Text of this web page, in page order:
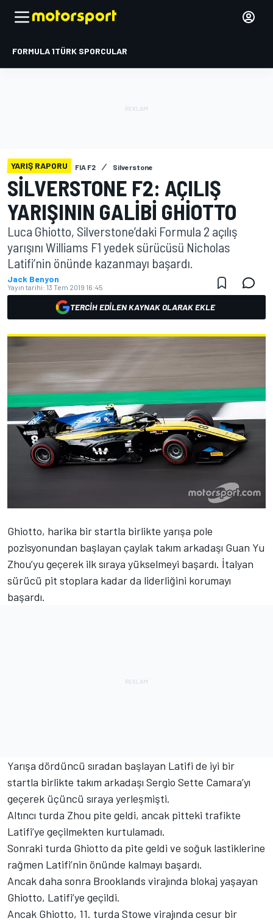
FORMULA 1TÜRK SPORCULAR
YARIŞ RAPORU FIA F2 Silverstone
SILVERSTONE F2: AÇILIŞ
YARIŞININ GALIBI GHIOTTO
Luca Ghiotto, Silverstone’daki Formula 2 açılış
yarışını Williams F1 yedek sürücüsü Nicholas
Latifi’nin önünde kazanmayı başardı.
Jack Benyon
Yayın tarihi: 13 Tem 2019 16:45
TERCIH EDILEN KAYNAK OLARAK EKLE
Ghiotto, harika bir startla birlikte yarışa pole
pozisyonundan başlayan çaylak takım arkadaşı Guan Yu
Zhou’yu geçerek ilk sıraya yükselmeyi başardı. İtalyan
sürücü pit stoplara kadar da liderliğini korumayı
başardı.
Yarışa dördüncü sıradan başlayan Latifi de iyi bir
startla birlikte takım arkadaşı Sergio Sette Camara’yı
geçerek üçüncü sıraya yerleşmişti.
Altıncı turda Zhou pite geldi, ancak pitteki trafikte
Latifi’ye geçilmekten kurtulamadı.
Sonraki turda Ghiotto da pite geldi ve soğuk lastiklerine
rağmen Latifi’nin önünde kalmayı başardı.
Ancak daha sonra Brooklands virajında blokaj yaşayan
Ghiotto, Latifi’ye geçildi.
Ancak Ghiotto, 11. turda Stowe virajında cesur bir